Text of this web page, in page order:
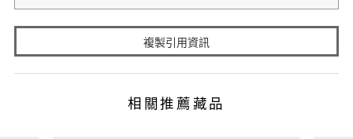
複製引用資訊
相關推薦藏品